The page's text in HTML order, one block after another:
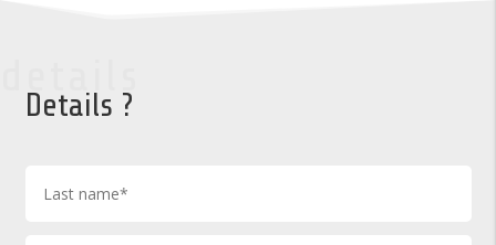
Details ?